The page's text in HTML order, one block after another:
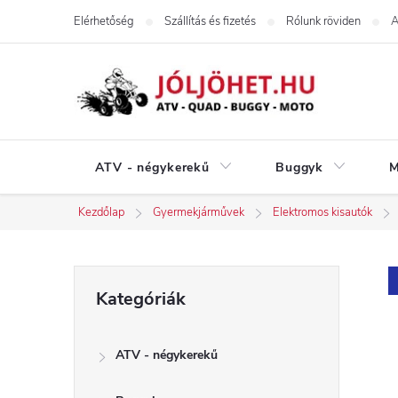
Elérhetőség Szállítás és fizetés Rólunk röviden
ATV - négykerekű Buggyk
Kezdőlap Gyermekjárművek Elektromos kisautók
O
átugrása
Kategóriák
ATV - négykerekű